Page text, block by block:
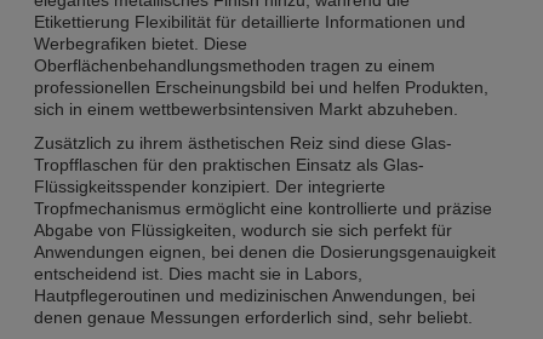
Etikettierung Flexibilität für detaillierte Informationen und
Werbegrafiken bietet. Diese
Oberflächenbehandlungsmethoden tragen zu einem
professionellen Erscheinungsbild bei und helfen Produkten,
sich in einem wettbewerbsintensiven Markt abzuheben.
Zusätzlich zu ihrem ästhetischen Reiz sind diese Glas-
Tropfflaschen für den praktischen Einsatz als Glas-
Flüssigkeitsspender konzipiert. Der integrierte
Tropfmechanismus ermöglicht eine kontrollierte und präzise
Abgabe von Flüssigkeiten, wodurch sie sich perfekt für
Anwendungen eignen, bei denen die Dosierungsgenauigkeit
entscheidend ist. Dies macht sie in Labors,
Hautpflegeroutinen und medizinischen Anwendungen, bei
denen genaue Messungen erforderlich sind, sehr beliebt.